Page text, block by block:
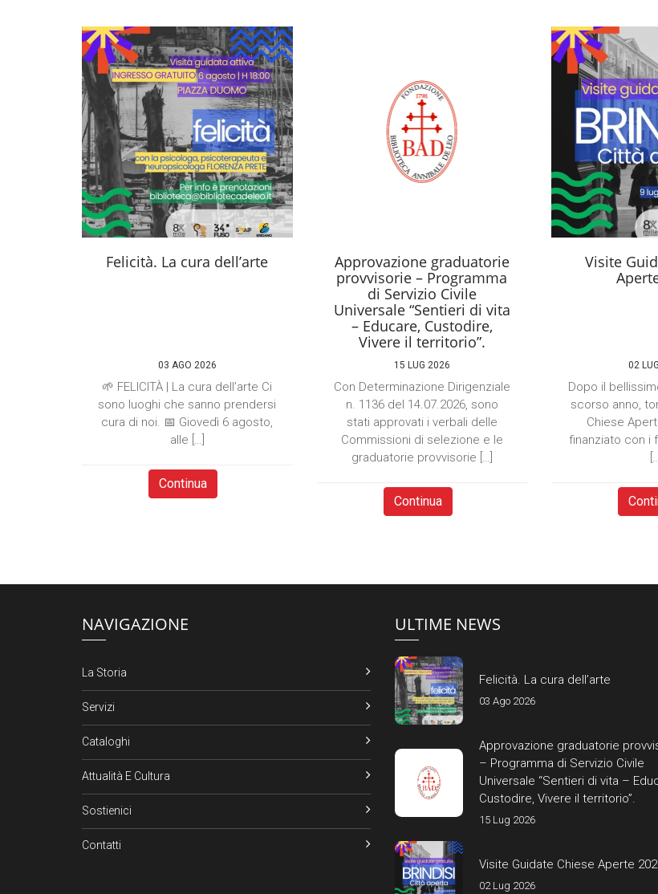
Felicità. La cura dell’arte
03 AGO 2026
🌱 FELICITÀ | La cura dell’arte Ci
sono luoghi che sanno prendersi
cura di noi. 📅 Giovedì 6 agosto,
alle […]
Continua
Approvazione graduatorie
provvisorie – Programma
di Servizio Civile
Universale “Sentieri di vita
– Educare, Custodire,
Vivere il territorio”.
15 LUG 2026
Con Determinazione Dirigenziale
n. 1136 del 14.07.2026, sono
stati approvati i verbali delle
Commissioni di selezione e le
graduatorie provvisorie […]
Continua
Visite
02
Dopo il
scorso anno,
Chiese
finanziato con i
NAVIGAZIONE
La Storia
Servizi
Cataloghi
Attualità E Cultura
Sostienici
Contatti
ULTIME NEWS
Felicità. La cura dell’arte
03 Ago 2026
Approvazione graduatorie
– Programma di Servizio Civile
Universale “Sentieri di vita –
Custodire, Vivere il territorio”.
15 Lug 2026
Visite Guidate Chiese Aperte
02 Lug 2026